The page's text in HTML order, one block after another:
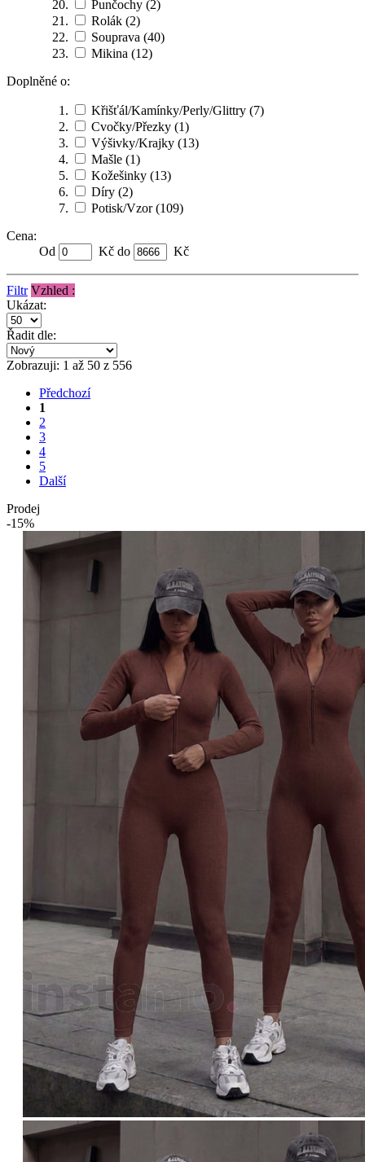
Punčochy (2)
Rolák (2)
Souprava (40)
Mikina (12)
Doplněné o:
Křišťál/Kamínky/Perly/Glittry (7)
Cvočky/Přezky (1)
Výšivky/Krajky (13)
Mašle (1)
Kožešinky (13)
Díry (2)
Potisk/Vzor(109)
Cena:
Od
Kč do Kč
Filtr Vzhled :
Ukázat:
Řadit dle:
Zobrazuji: 1 až 50 z 556
Předchozí
1
2
3
4
5
Další
Prodej
-15%